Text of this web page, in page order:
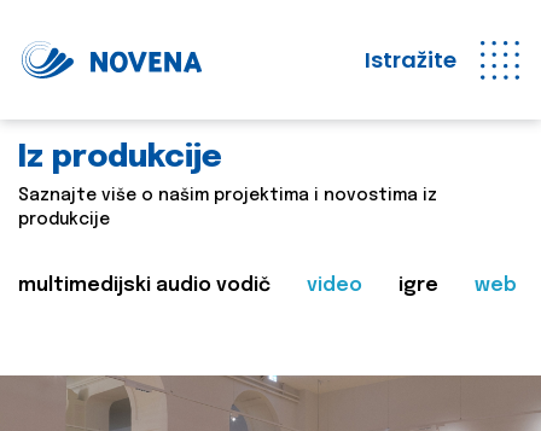
Istražite
Iz produkcije
Saznajte više o našim projektima i novostima iz
produkcije
multimedijski audio vodič video igre web